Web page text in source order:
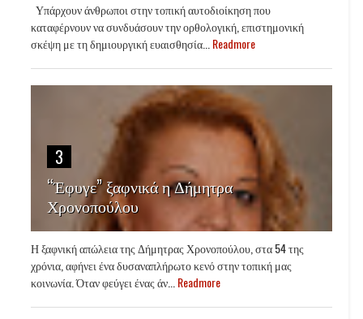
Υπάρχουν άνθρωποι στην τοπική αυτοδιοίκηση που
καταφέρνουν να συνδυάσουν την ορθολογική, επιστημονική
σκέψη με τη δημιουργική ευαισθησία... Readmore
3
“Έφυγε” ξαφνικά η Δήμητρα
Χρονοπούλου
Η ξαφνική απώλεια της Δήμητρας Χρονοπούλου, στα 54 της
χρόνια, αφήνει ένα δυσαναπλήρωτο κενό στην τοπική μας
κοινωνία. Όταν φεύγει ένας άν... Readmore